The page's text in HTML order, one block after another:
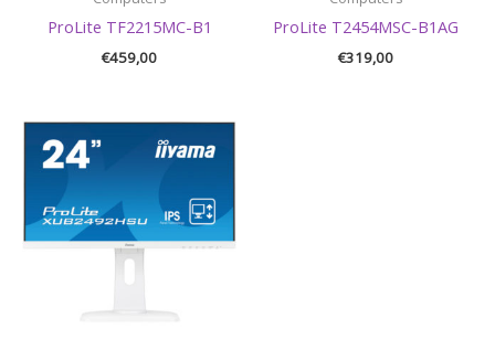
ProLite TF2215MC-B1
€459,00
ProLite T2454MSC-B1AG
€319,00